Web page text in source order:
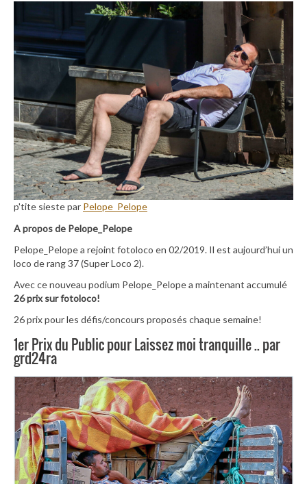
p'tite sieste par Pelope_Pelope
A propos de Pelope_Pelope
Pelope_Pelope a rejoint fotoloco en 02/2019. Il est aujourd’hui un
loco de rang 37 (Super Loco 2).
Avec ce nouveau podium Pelope_Pelope a maintenant accumulé
26 prix sur fotoloco!
26 prix pour les défis/concours proposés chaque semaine!
1er Prix du Public pour Laissez moi tranquille .. par
grd24ra